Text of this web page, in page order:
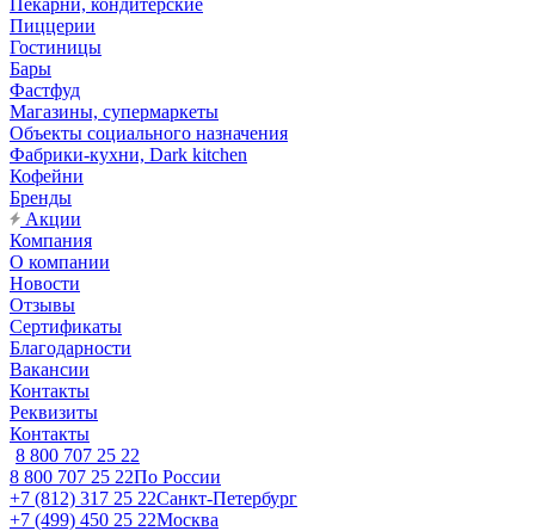
Пекарни, кондитерские
Пиццерии
Гостиницы
Бары
Фастфуд
Магазины, супермаркеты
Объекты социального назначения
Фабрики-кухни, Dark kitchen
Кофейни
Бренды
Акции
Компания
О компании
Новости
Отзывы
Сертификаты
Благодарности
Вакансии
Контакты
Реквизиты
Контакты
8 800 707 25 22
8 800 707 25 22По России
+7 (812) 317 25 22Санкт-Петербург
+7 (499) 450 25 22Москва